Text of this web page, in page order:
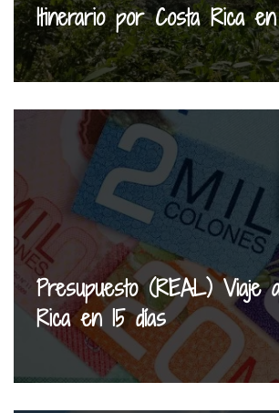
Itinerario por Costa Rica
Presupuesto (REAL) Viaje
Rica en 15 días